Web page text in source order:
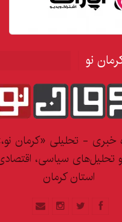
نو
خبری - تحلیلی «کرمان
و تحلیل‌های سیاسی،
استان کرمان